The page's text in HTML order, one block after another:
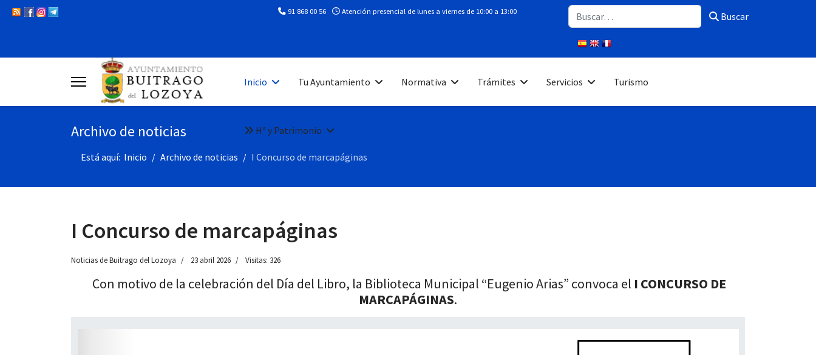
91 868 00 56 Atención presencial de lunes a viernes de 10:00 a 13:00 Buscar Buscar
Inicio Tu Ayuntamiento Normativa Trámites Servicios Turismo
Hª y Patrimonio
Archivo de noticias
Está aquí: Inicio Archivo de noticias I Concurso de marcapáginas
I Concurso de marcapáginas
Noticias de Buitrago del Lozoya 23 abril 2026 Visitas: 326
Con motivo de la celebración del Día del Libro, la Biblioteca Municipal “Eugenio Arias” convoca el I CONCURSO DE
MARCAPÁGINAS.